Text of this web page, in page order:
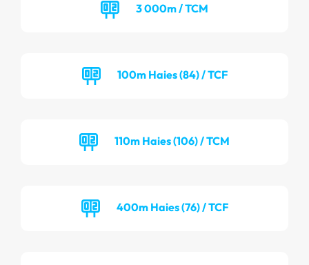
3 000m / TCM
100m Haies (84) / TCF
110m Haies (106) / TCM
400m Haies (76) / TCF